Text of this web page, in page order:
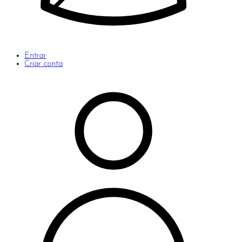
Entrar
Criar conta